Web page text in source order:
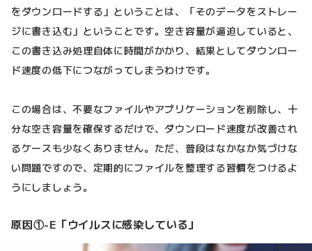
をダウンロードする」ということは、「そのデータをストレー
ジに書き込む」ということです。空き容量が逼迫していると、
この書き込み処理自体に時間がかかり、結果としてダウンロー
ド速度の低下につながってしまうわけです。
この場合は、不要なファイルやアプリケーションを削除し、十
分な空き容量を確保するだけで、ダウンロード速度が改善され
るケースも少なくありません。ただ、普段はなかなか気づけな
い問題ですので、定期的にファイルを整理する習慣をつけるよ
うにしましょう。
原因①-E「ウイルスに感染している」